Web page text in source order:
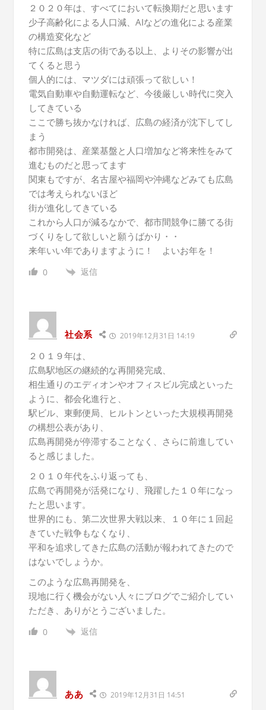
２０２０年は、すべてにおいて転換期だと思います
少子高齢化による人口減、AIなどの進化による産業
の構造変化など
特に広島は支店の街である以上、よりその影響が出
てくると思う
個人的には、マツダには頑張って欲しい！
電気自動車や自動運転など、今後厳しい時代に突入
してきている
ここで勝ち抜かなければ、広島の経済が沈下してし
まう
都市開発は、産業基盤と人口増加など将来性をみて
進むものだと思ってます
関東もですが、名古屋や福岡や沖縄などみても広島
では考えられないほど
街が進化してきている
これから人口が減るなかで、都市間競争に勝てる街
づくりをして欲しいと願うばかり・・
来年いい年でありますように！ よいお年を！
0 返信
社会系 2019年12月31日 14:19
２０１９年は、
広島駅地区の継続的な再開発完成、
相生通りのエディオンやオフィスビル完成といった
ように、都会化進行と、
駅ビル、東郵便局、ヒルトンといった大規模再開発
の構想公表があり、
広島再開発が停滞することなく、さらに前進してい
ると感じました。
２０１０年代をふり返っても、
広島で再開発が活発になり、飛躍した１０年になっ
たと思います。
世界的にも、第二次世界大戦以来、１０年に１回起
きていた戦争もなくなり、
平和を追求してきた広島の活動が報われてきたので
はないでしょうか。
このような広島再開発を、
現地に行く機会がない人々にブログでご紹介してい
ただき、ありがとうございました。
0 返信
ああ 2019年12月31日 14:51